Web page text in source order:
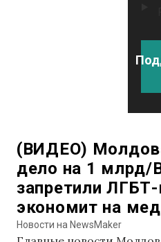
(ВИДЕО)
дело на 1 млрд/
запретили
экономит на
Новости на NewsMaker